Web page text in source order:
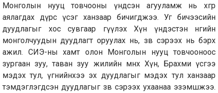
Монголын нууц товчооны үндсэн агууламж нь хөгөөр
аялагдах дүрс үсэг ханзаар бичигджээ. Уг бичээсийн
дуудлагыг хос сувгаар өгүүлэх Хүн үндэстэн өнөөгийн
монголчуудын дуудлагт оруулах нь, зөв сэрээх нь бэрх
ажил. СИЭ-ны хамт олон Монголын нууц товчооноос
зургаан зуу, таван зуу жилийн өмнөх Хүн, Брахми үсгээ
мэдэх тул, үгнийнхээ эх дуудлагыг мэдэх тул ханзаар
тэмдэглэгдсэн дуудлагыг зөв сэрээх ухаанаа эзэмшжээ.